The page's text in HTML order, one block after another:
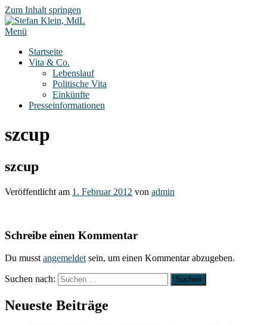
Zum Inhalt springen
Menü
Startseite
Vita & Co.
Lebenslauf
Politische Vita
Einkünfte
Presseinformationen
szcup
szcup
Veröffentlicht am 1. Februar 2012 von admin
Schreibe einen Kommentar
Du musst angemeldet sein, um einen Kommentar abzugeben.
Suchen nach:
Neueste Beiträge